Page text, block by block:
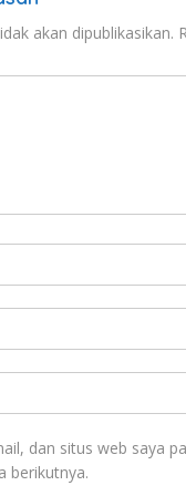
akan dipublikasikan.
dan situs web saya
berikutnya.